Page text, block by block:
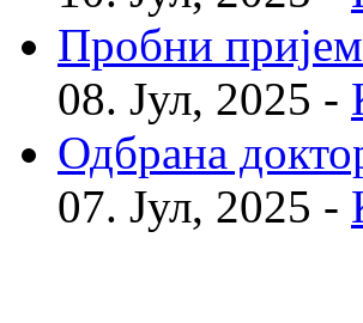
Пробни
08. Јул, 2025 -
Одбрана
07. Јул, 2025 -